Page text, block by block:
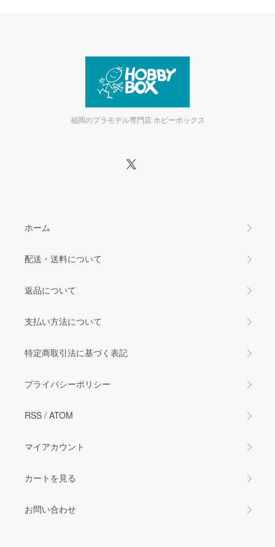
福岡のプラモデル専門店 ホビーボックス
ホーム
配送・送料について
返品について
支払い方法について
特定商取引法に基づく表記
プライバシーポリシー
RSS / ATOM
マイアカウント
カートを見る
お問い合わせ